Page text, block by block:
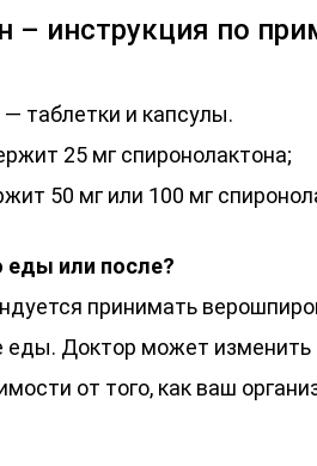
– инструкция по
таблетки и капсулы.
25 мг спиронолактона;
50 мг или 100 мг
или после?
принимать
еды. Доктор может изменить
от того, как ваш